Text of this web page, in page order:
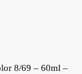
8/69 – 60ml –